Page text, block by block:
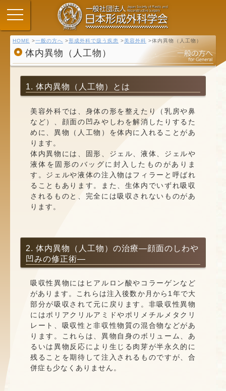
HOME 一般の方へ 形成外科で扱う疾患 美容外科 体内異物（人工物）
体内異物（人工物）
1. 体内異物（人工物）とは
美容外科では、身体の形を整えたり（乳房や鼻
など）、顔面の凹みやしわを解消したりするた
めに、異物（人工物）を体内に入れることがあ
ります。
体内異物には、固形、ジェル、液体、ジェルや
液体を固形のバッグに封入したものがありま
す。ジェルや液体の注入物はフィラーと呼ばれ
ることもあります。また、生体内でいずれ吸収
されるものと、完全には吸収されないものがあ
ります。
2. 体内異物（人工物）の治療―顔面のしわや
凹みの修正術―
吸収性異物にはヒアルロン酸やコラーゲンなど
があります。これらは注入後数か月から1年で大
部分が吸収されて元に戻ります。非吸収性異物
にはポリアクリルアミドやポリメチルメタクリ
レート、吸収性と非収性物質の混合物などがあ
ります。これらは、異物自身のボリューム、あ
るいは異物反応により生じる肉芽が半永久的に
残ることを期待して注入されるものですが、合
併症も少なくありません。